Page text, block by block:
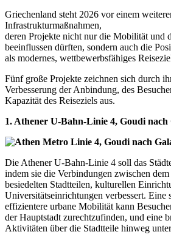
Griechenland steht 2026 vor einem
Infrastrukturmaßnahmen,
deren Projekte nicht nur die Mobilität und
beeinflussen dürften, sondern auch die
als modernes, wettbewerbsfähiges
Fünf große Projekte zeichnen sich durch
Verbesserung der Anbindung, des
Kapazität des Reiseziels aus.
1. Athener U-Bahn-Linie 4, Goudi nach
Die Athener U-Bahn-Linie 4 soll das
indem sie die Verbindungen zwischen
besiedelten Stadtteilen, kulturellen
Universitätseinrichtungen verbessert. Eine
effizientere urbane Mobilität kann
der Hauptstadt zurechtzufinden, und eine
Aktivitäten über die Stadtteile hinweg